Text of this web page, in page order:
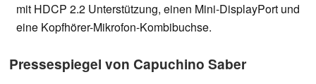
mit HDCP 2.2 Unterstützung, einen Mini-DisplayPort und
eine Kopfhörer-Mikrofon-Kombibuchse.
Pressespiegel von Capuchino Saber